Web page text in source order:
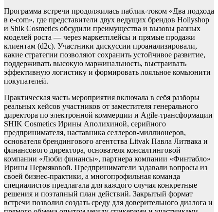
Программа встречи продолжилась паблик-током «Два подхода
в e-com», где представители двух ведущих брендов Hollyshop
и Shik Cosmetics обсудили преимущества и вызовы разных
моделей роста — через маркетплейсы и прямые продажи
клиентам (d2c). Участники дискуссии проанализировали,
какие стратегии позволяют сохранить устойчивое развитие,
поддерживать высокую маржинальность, выстраивать
эффективную логистику и формировать лояльное комьюнити
покупателей.
Практическая часть мероприятия включала в себя разборы
реальных кейсов участников от заместителя генерального
директора по электронной коммерции и Agile-трансформации
SHIK Cosmetics Ирины Аполихиной, серийного
предпринимателя, наставника селлеров-миллионеров,
основателя брендингового агентства Litvak Павла Литвака и
финансового директора, основателя консалтинговой
компании «Люби финансы», партнера компании «Финтабло»
Ирины Пермяковой. Предприниматели задавали вопросы из
своей бизнес-практики, а многопрофильная команда
специалистов предлагала для каждого случая конкретные
решения и поэтапный план действий. Закрытый формат
встречи позволил создать среду для доверительного диалога и